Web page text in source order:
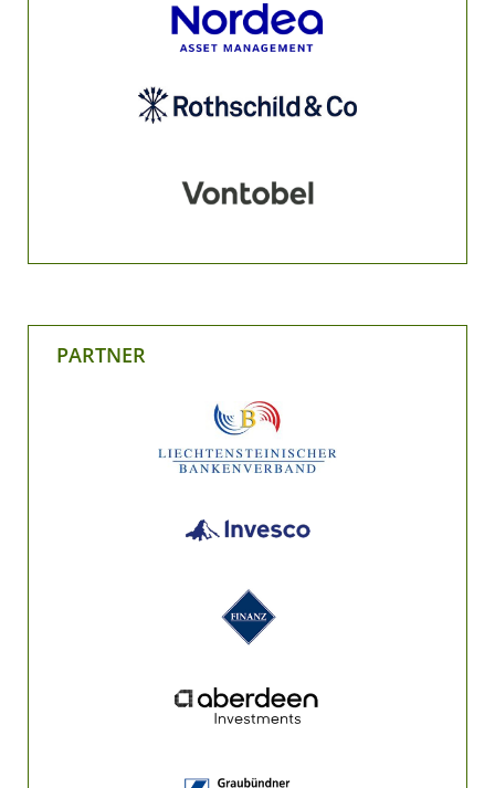
PARTNER